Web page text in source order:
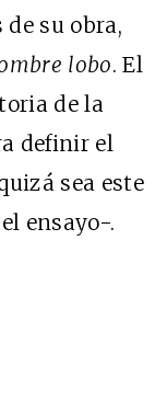
su obra,
lobo. El
de la
definir el
sea este
ensayo-.